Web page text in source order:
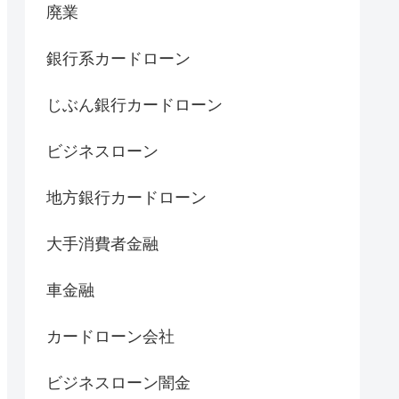
廃業
銀行系カードローン
じぶん銀行カードローン
ビジネスローン
地方銀行カードローン
大手消費者金融
車金融
カードローン会社
ビジネスローン闇金